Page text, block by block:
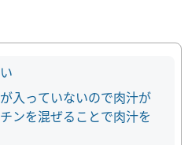
入っていないので肉汁が
ンを混ぜることで肉汁を